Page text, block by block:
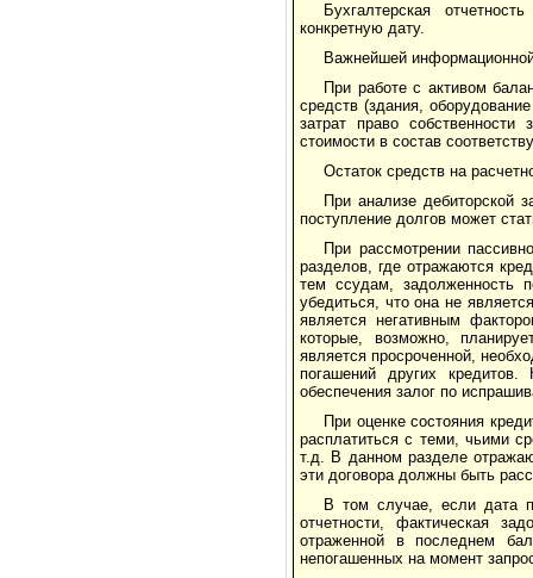
Бухгалтерская
конкретную дату.
Важнейшей
При работе с активом
средств (здания,
затрат право
стоимости в состав
Остаток средств на
При анализе дебиторской
поступление долгов может
При рассмотрении
разделов, где отражаются
тем ссудам, задолженность
убедиться, что она не
является негативным
которые, возможно,
является просроченной,
погашений других
обеспечения залог по
При оценке состояния
расплатиться с теми, чьими
т.д. В данном разделе
эти договора должны быть
В том случае, если дата
отчетности, фактическая
отраженной в последнем
непогашенных на момент